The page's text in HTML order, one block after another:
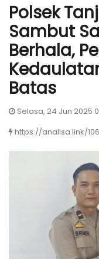
Polsek
Sambut
Berhala,
Batas
Selasa, 24 Jun 2025
https://analisa.link/